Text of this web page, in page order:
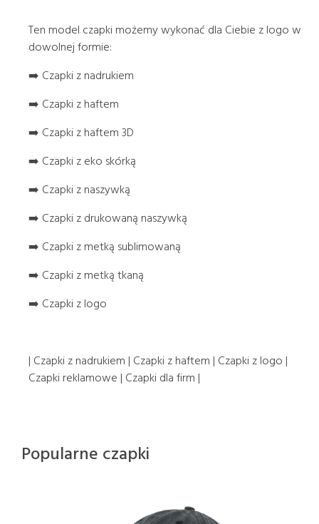
Ten model czapki możemy wykonać dla Ciebie z logo w
dowolnej formie:
➡️ Czapki z nadrukiem
➡️ Czapki z haftem
➡️ Czapki z haftem 3D
➡️ Czapki z eko skórką
➡️ Czapki z naszywką
➡️ Czapki z drukowaną naszywką
➡️ Czapki z metką sublimowaną
➡️ Czapki z metką tkaną
➡️ Czapki z logo
| Czapki z nadrukiem | Czapki z haftem | Czapki z logo |
Czapki reklamowe | Czapki dla firm |
Popularne czapki